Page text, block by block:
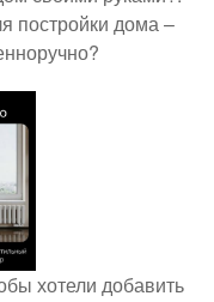
дома –
хотели добавить